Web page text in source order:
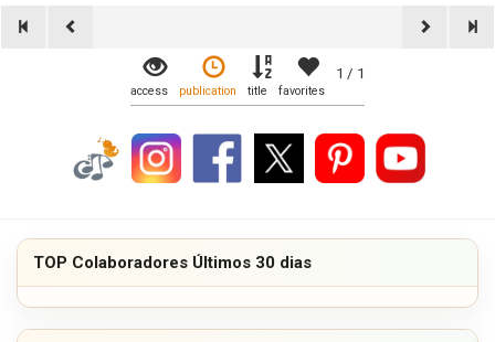
1 / 1
access publication title favorites
TOP Colaboradores Últimos 30 dias